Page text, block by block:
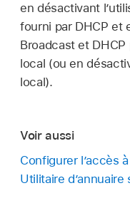
en désactivant
fourni par DHCP et
Broadcast et
local (ou en
local).
Voir aussi
Configurer l’accès
Utilitaire d’annuaire